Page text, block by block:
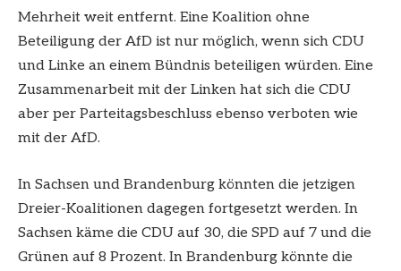
Mehrheit weit entfernt. Eine Koalition ohne
Beteiligung der AfD ist nur möglich, wenn sich CDU
und Linke an einem Bündnis beteiligen würden. Eine
Zusammenarbeit mit der Linken hat sich die CDU
aber per Parteitagsbeschluss ebenso verboten wie
mit der AfD.
In Sachsen und Brandenburg könnten die jetzigen
Dreier-Koalitionen dagegen fortgesetzt werden. In
Sachsen käme die CDU auf 30, die SPD auf 7 und die
Grünen auf 8 Prozent. In Brandenburg könnte die